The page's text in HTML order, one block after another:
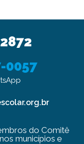
0057
do Comitê
municípios e